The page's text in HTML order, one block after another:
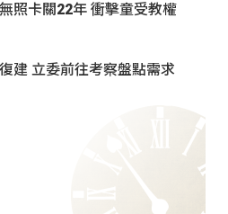
照卡關22年 衝擊童受教權
建 立委前往考察盤點需求